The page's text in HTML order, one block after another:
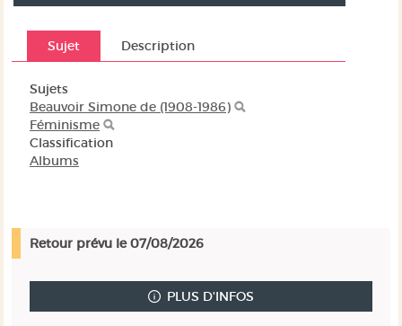
Sujet Description
Sujets
Beauvoir Simone de (1908-1986)
Féminisme
Classification
Albums
Retour prévu le 07/08/2026
PLUS D'INFOS